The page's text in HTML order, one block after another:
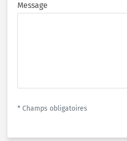
Message
* Champs obligatoires